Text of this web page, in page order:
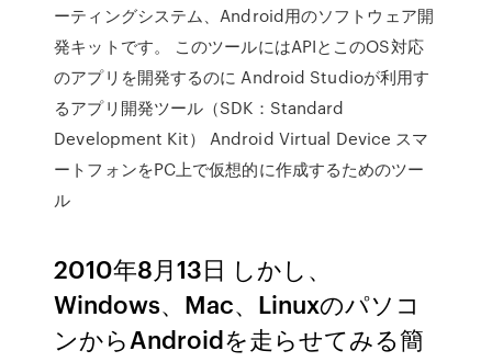
ーティングシステム、Android用のソフトウェア開
発キットです。 このツールにはAPIとこのOS対応
のアプリを開発するのに Android Studioが利用す
るアプリ開発ツール（SDK：Standard
Development Kit） Android Virtual Device スマ
ートフォンをPC上で仮想的に作成するためのツー
ル
2010年8月13日 しかし、
Windows、Mac、Linuxのパソコ
ンからAndroidを走らせてみる簡